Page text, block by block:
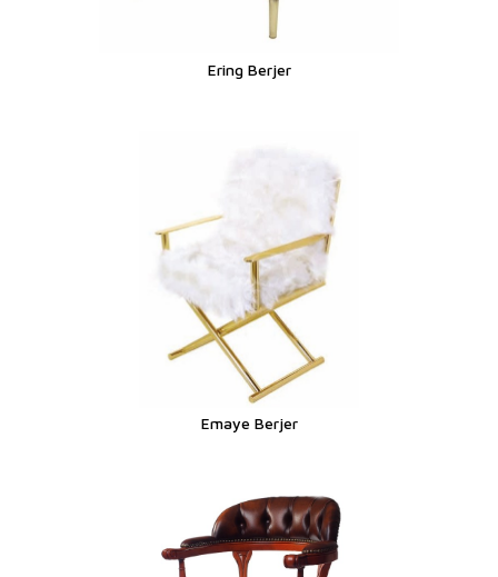
Ering Berjer
Emaye Berjer